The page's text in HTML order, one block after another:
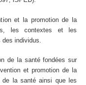
et la promotion de la
les contextes et les
individus.
de la santé fondées sur
et promotion de la
de la santé ainsi que les